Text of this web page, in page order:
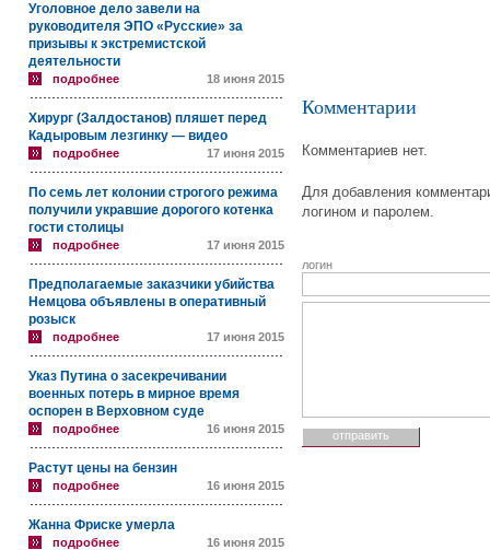
Уголовное дело завели на
руководителя ЭПО «Русские» за
призывы к экстремистской
деятельности
подробнее 18 июня 2015
Хирург (Залдостанов) пляшет перед
Кадыровым лезгинку — видео
подробнее 17 июня 2015
По семь лет колонии строгого режима
получили укравшие дорогого котенка
гости столицы
подробнее 17 июня 2015
Предполагаемые заказчики убийства
Немцова объявлены в оперативный
розыск
подробнее 17 июня 2015
Указ Путина о засекречивании
военных потерь в мирное время
оспорен в Верховном суде
подробнее 16 июня 2015
Растут цены на бензин
подробнее 16 июня 2015
Жанна Фриске умерла
подробнее 16 июня 2015
Комментарии
Комментариев нет.
Для добавления
логином и паролем.
логин